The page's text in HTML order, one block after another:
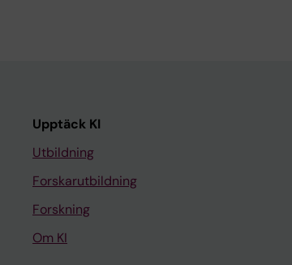
Upptäck KI
Utbildning
Forskarutbildning
Forskning
Om KI